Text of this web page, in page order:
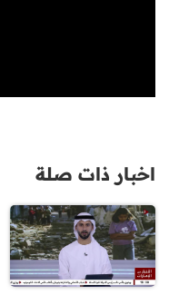
اخبار ذات صلة